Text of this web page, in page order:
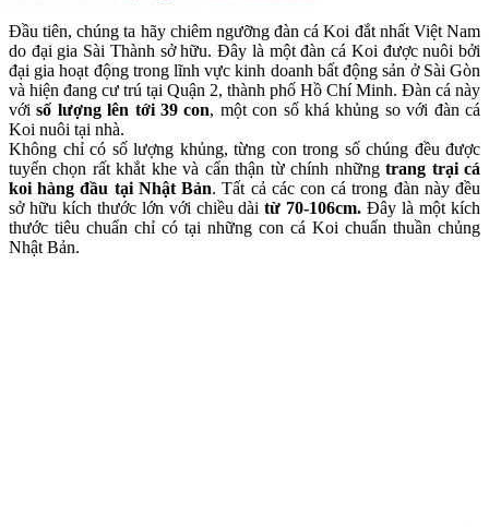
Đầu tiên, chúng ta hãy chiêm ngưỡng đàn cá Koi đắt nhất Việt Nam
do đại gia Sài Thành sở hữu. Đây là một đàn cá Koi được nuôi bởi
đại gia hoạt động trong lĩnh vực kinh doanh bất động sản ở Sài Gòn
và hiện đang cư trú tại Quận 2, thành phố Hồ Chí Minh. Đàn cá này
vớisố lượng lên tới 39 con, một con số khá khủng so với đàn cá
Koi nuôi tại nhà.
Không chỉ có số lượng khủng, từng con trong số chúng đều được
tuyển chọn rất khắt khe và cẩn thận từ chính nhữngtrang trại cá
koi hàng đầu tại Nhật Bản. Tất cả các con cá trong đàn này đều
sở hữu kích thước lớn với chiều dàitừ 70-106cm. Đây là một kích
thước tiêu chuẩn chỉ có tại những con cá Koi chuẩn thuần chủng
Nhật Bản.